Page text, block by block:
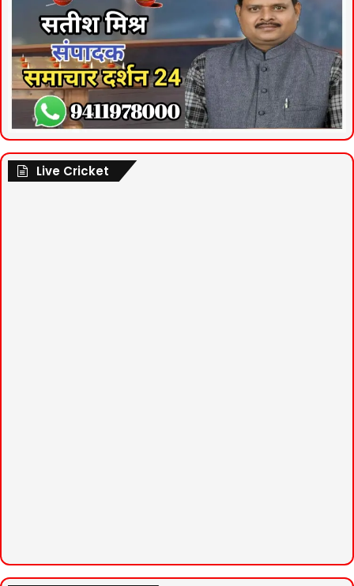
Live Cricket